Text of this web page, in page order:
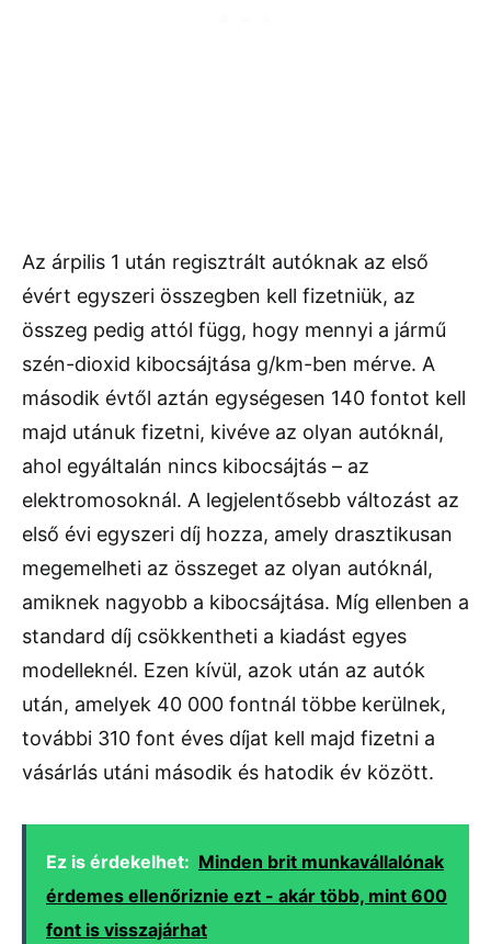
Az árpilis 1 után regisztrált autóknak az első
évért egyszeri összegben kell fizetniük, az
összeg pedig attól függ, hogy mennyi a jármű
szén-dioxid kibocsájtása g/km-ben mérve. A
második évtől aztán egységesen 140 fontot kell
majd utánuk fizetni, kivéve az olyan autóknál,
ahol egyáltalán nincs kibocsájtás – az
elektromosoknál. A legjelentősebb változást az
első évi egyszeri díj hozza, amely drasztikusan
megemelheti az összeget az olyan autóknál,
amiknek nagyobb a kibocsájtása. Míg ellenben a
standard díj csökkentheti a kiadást egyes
modelleknél. Ezen kívül, azok után az autók
után, amelyek 40 000 fontnál többe kerülnek,
további 310 font éves díjat kell majd fizetni a
vásárlás utáni második és hatodik év között.
Ez is érdekelhet: Minden brit munkavállalónak
érdemes ellenőriznie ezt - akár több, mint 600
font is visszajárhat